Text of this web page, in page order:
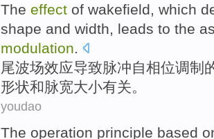
The effect of wakefield, which
shape and width, leads to the
modulation.
尾波场效应导致脉冲自相位调制
形状和脉宽大小有关。
youdao
The operation principle based